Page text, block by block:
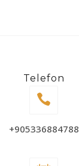
Telefon
+905336884788